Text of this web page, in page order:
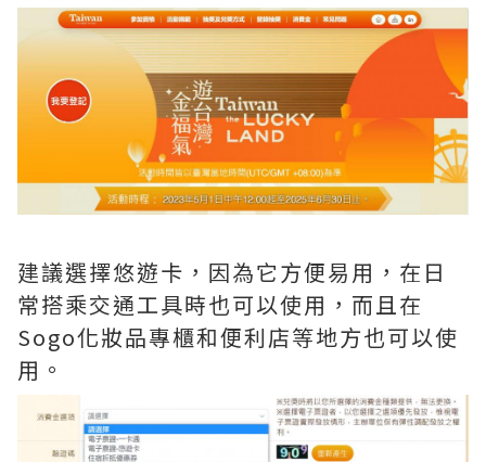
建議選擇悠遊卡，因為它方便易用，在日
常搭乘交通工具時也可以使用，而且在
Sogo化妝品專櫃和便利店等地方也可以使
用。